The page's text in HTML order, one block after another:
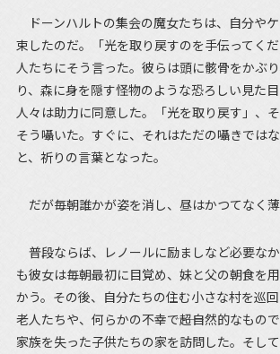
ドーンハルトの集会の魔女たちは、自分や
束したのだ。「光を取り戻すのを手伝ってく
人たちにそう言った。彼らは頭に骸骨をかぶ
り、森に身を隠す怪物のような恐ろしい見た目
人々は助力に同意した。「光を取り戻す」、
そう囁いた。すぐに、それはただの囁きでは
と、祈りの言葉となった。
だが毎朝誰かが姿を消し、昼はかつてなく薄
普段ならば、レノールに励ましなど必要な
も彼女は毎朝最初に目覚め、妹と父の朝食を
かう。その後、自分たちの住む小さな村を巡
老人たちや、何らかの不幸で――超自然的なもので
家族を失った子供たちの家を訪問した。そし